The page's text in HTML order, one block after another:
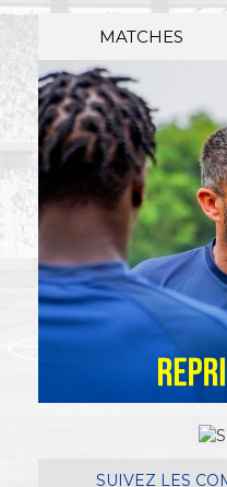
MATCHES
SUIVEZ LES